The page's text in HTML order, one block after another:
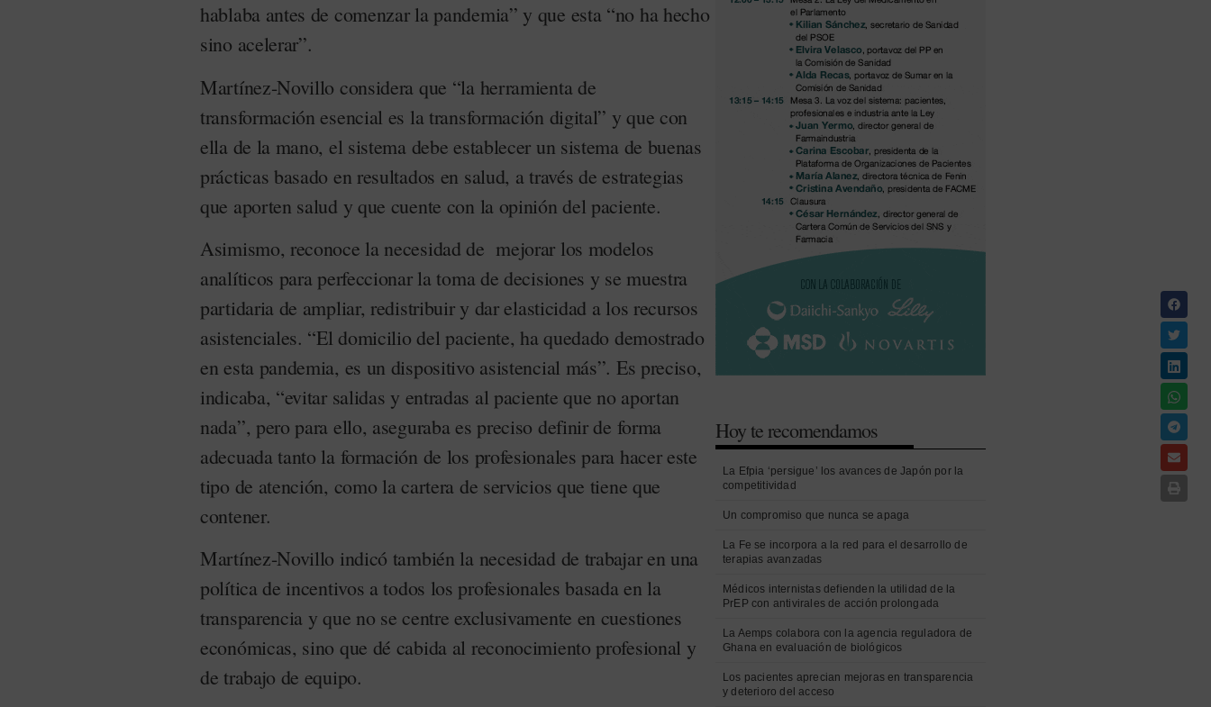
hablaba antes de comenzar la pandemia” y que esta “no ha hecho
sino acelerar”.
Martínez-Novillo considera que “la herramienta de
transformación esencial es la transformación digital” y que con
ella de la mano, el sistema debe establecer un sistema de buenas
prácticas basado en resultados en salud, a través de estrategias
que aporten salud y que cuente con la opinión del paciente.
Asimismo, reconoce la necesidad de mejorar los modelos
analíticos para perfeccionar la toma de decisiones y se muestra
partidaria de ampliar, redistribuir y dar elasticidad a los recursos
asistenciales. “El domicilio del paciente, ha quedado demostrado
en esta pandemia, es un dispositivo asistencial más”. Es preciso,
indicaba, “evitar salidas y entradas al paciente que no aportan
nada”, pero para ello, aseguraba es preciso definir de forma
adecuada tanto la formación de los profesionales para hacer este
tipo de atención, como la cartera de servicios que tiene que
contener.
Martínez-Novillo indicó también la necesidad de trabajar en una
política de incentivos a todos los profesionales basada en la
transparencia y que no se centre exclusivamente en cuestiones
económicas, sino que dé cabida al reconocimiento profesional y
de trabajo de equipo.
Hoy te recomendamos
La Efpia ‘persigue’ los avances de Japón por la
competitividad
Un compromiso que nunca se apaga
La Fe se incorpora a la red para el desarrollo de
terapias avanzadas
Médicos internistas defienden la utilidad de la
PrEP con antivirales de acción prolongada
La Aemps colabora con la agencia reguladora de
Ghana en evaluación de biológicos
Los pacientes aprecian mejoras en transparencia
y deterioro del acceso